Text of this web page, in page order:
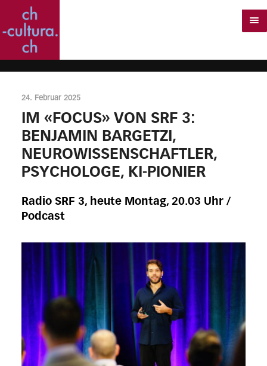
24. Februar 2025
IM «FOCUS» VON SRF 3:
BENJAMIN BARGETZI,
NEUROWISSENSCHAFTLER,
PSYCHOLOGE, KI-PIONIER
Radio SRF 3, heute Montag, 20.03 Uhr /
Podcast